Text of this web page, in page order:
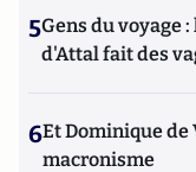
5Gens du voyage
d'Attal fait des
6Et Dominique
macronisme